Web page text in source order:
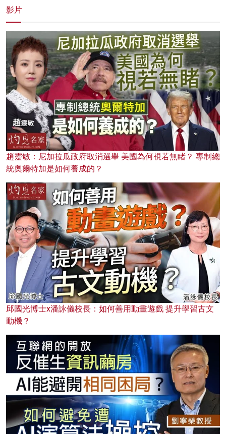
影片
趙靈敏：尼加拉瓜政府取消選舉 美國為何視若無睹？ 專制總
統奧爾特加是如何養成的？
邱國光博士x潘詠儀校長：如何善用動畫遊戲 提升學習古文
動機？